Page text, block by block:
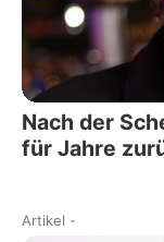
Nach der
für Jahre
Artikel -